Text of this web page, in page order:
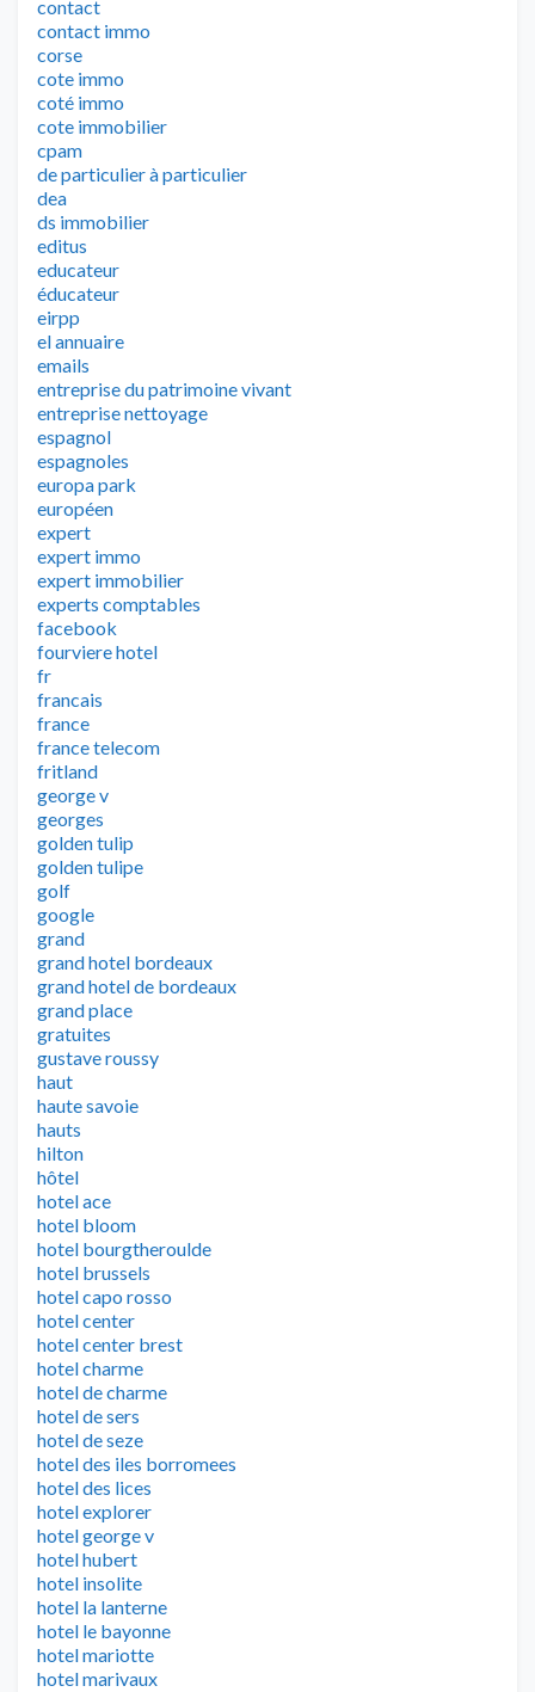
contact
contact immo
corse
cote immo
coté immo
cote immobilier
cpam
de particulier à particulier
dea
ds immobilier
editus
educateur
éducateur
eirpp
el annuaire
emails
entreprise du patrimoine vivant
entreprise nettoyage
espagnol
espagnoles
europa park
européen
expert
expert immo
expert immobilier
experts comptables
facebook
fourviere hotel
fr
francais
france
france telecom
fritland
george v
georges
golden tulip
golden tulipe
golf
google
grand
grand hotel bordeaux
grand hotel de bordeaux
grand place
gratuites
gustave roussy
haut
haute savoie
hauts
hilton
hôtel
hotel ace
hotel bloom
hotel bourgtheroulde
hotel brussels
hotel capo rosso
hotel center
hotel center brest
hotel charme
hotel de charme
hotel de sers
hotel de seze
hotel des iles borromees
hotel des lices
hotel explorer
hotel george v
hotel hubert
hotel insolite
hotel la lanterne
hotel le bayonne
hotel mariotte
hotel marivaux